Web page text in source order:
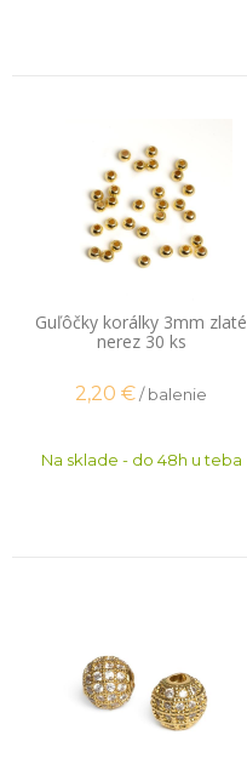
Guľôčky korálky 3mm zlaté
nerez 30 ks
2,20 €/ balenie
Na sklade - do 48h u teba